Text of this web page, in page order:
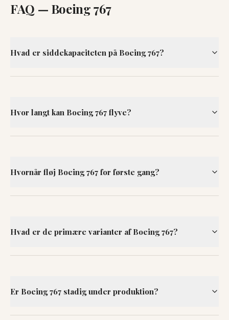
FAQ — Boeing 767
Hvad er siddekapaciteten på Boeing 767?
Hvor langt kan Boeing 767 flyve?
Hvornår fløj Boeing 767 for første gang?
Hvad er de primære varianter af Boeing 767?
Er Boeing 767 stadig under produktion?